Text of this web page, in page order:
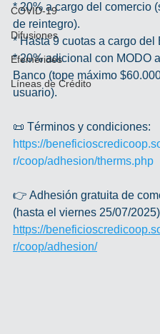
COVID-19
Difusiones
Efemérides
Líneas de Crédito
* 20% a cargo del comercio
de reintegro).
* Hasta 9 cuotas a cargo del
* 20% adicional con MODO
Banco (tope máximo
usuario).
📜 Términos y condiciones:
https://
r/coop/adhesion/therms.php
👉 Adhesión gratuita de
(hasta el viernes 25/07/
https://
r/coop/adhesion/